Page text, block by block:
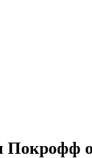
Покрофф